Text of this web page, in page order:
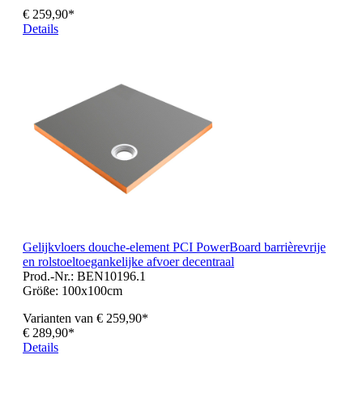
€ 259,90*
Details
Gelijkvloers douche-element PCI PowerBoard barrièrevrije
en rolstoeltoegankelijke afvoer decentraal
Prod.-Nr.: BEN10196.1
Größe: 100x100cm
Varianten van € 259,90*
€ 289,90*
Details